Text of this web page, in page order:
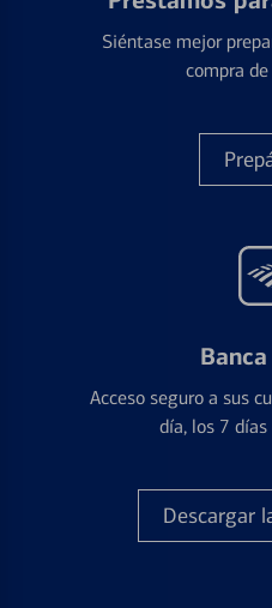
Siéntase mejor
compra
Acceso seguro a sus
día, los 7
Descargar